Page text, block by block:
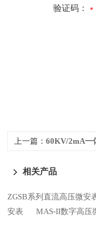
验证码：
上一篇： 60KV/2mA一
相关产品
ZGSB系列直流高压微安
安表
MAS-II数字高压